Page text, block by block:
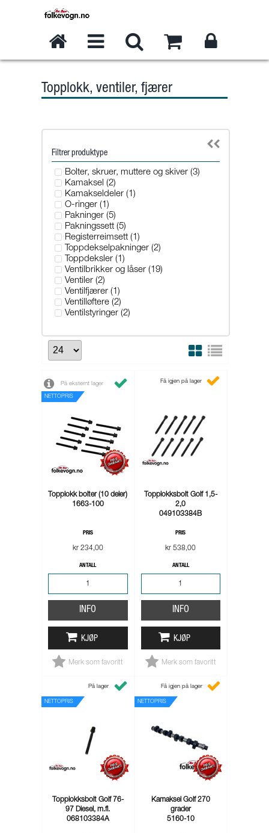
Topplokk, ventiler, fjærer
Filtrer produktype
Bolter, skruer, muttere og skiver (3)
Kamaksel (2)
Kamakseldeler (1)
O-ringer (1)
Pakninger (5)
Pakningssett (5)
Registerreimsett (1)
Toppdekselpakninger (2)
Toppdeksler (1)
Ventilbrikker og låser (19)
Ventiler (2)
Ventilfjærer (1)
Ventilløftere (2)
Ventilstyringer (2)
NETTOPRIS
På eksternt lager
Topplokk bolter (10 deler)
1663-100
PRIS
kr 234,00
ANTALL
INFO
KJØP
Merk som favoritt
Få igjen på lager
Topplokksbolt Golf 1,5-
2,0
049103384B
PRIS
kr 538,00
ANTALL
INFO
KJØP
Merk som favoritt
NETTOPRIS
På lager
Topplokksbolt Golf 76-
97 Diesel, m.fl.
068103384A
NETTOPRIS
Få igjen på lager
Kamaksel Golf 270
grader
5160-10